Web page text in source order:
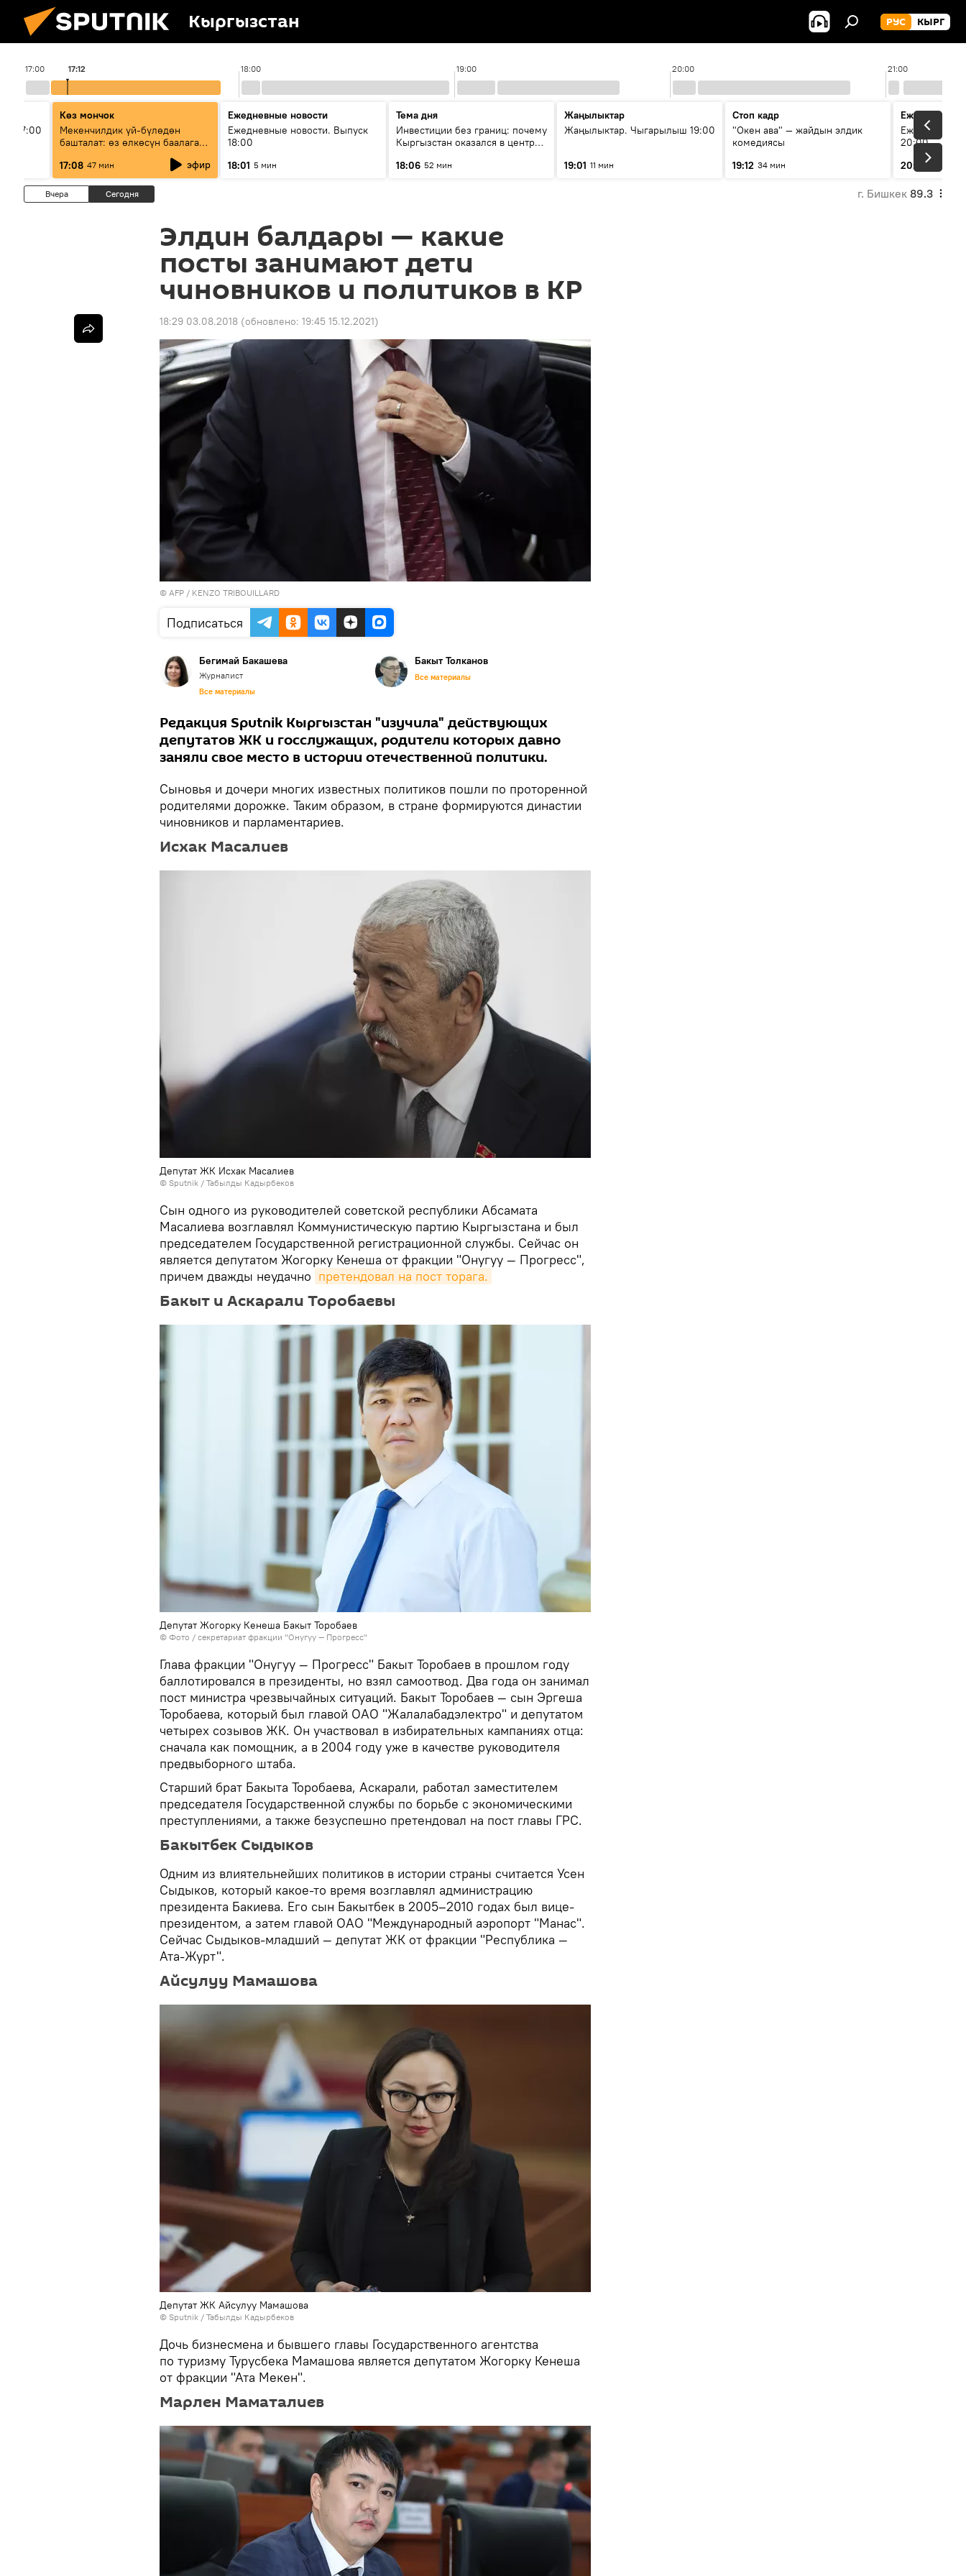
Кыргызстан РУС КЫРГ
17:00 18:00 19:00 20:00 21:00
17:12
17:00
Көз мончок
Мекенчилдик үй-бүлөдөн
башталат: өз өлкөсүн баалаган
муунду кантип тарбиялоо
керек?
17:08 47 мин эфир
Ежедневные новости
Ежедневные новости. Выпуск
18:00
18:01 5 мин
Тема дня
Инвестиции без границ: почему
Кыргызстан оказался в центре
18:06 52 мин
Жаңылыктар
Жаңылыктар. Чыгарылыш 19:00
19:01 11 мин
Стоп кадр
"Окен ава" — жайдын элдик
комедиясы
19:12 34 мин
Ежедневные
Ежедневные
20:00
20:01
Вчера Сегодня г. Бишкек 89.3
Элдин балдары — какие
посты занимают дети
чиновников и политиков в КР
18:29 03.08.2018 (обновлено: 19:45 15.12.2021)
© AFP / KENZO TRIBOUILLARD
Подписаться
Бегимай Бакашева
Журналист
Все материалы
Бакыт Толканов
Все материалы
Редакция Sputnik Кыргызстан "изучила" действующих
депутатов ЖК и госслужащих, родители которых давно
заняли свое место в истории отечественной политики.
Сыновья и дочери многих известных политиков пошли по проторенной
родителями дорожке. Таким образом, в стране формируются династии
чиновников и парламентариев.
Исхак Масалиев
Депутат ЖК Исхак Масалиев
© Sputnik / Табылды Кадырбеков
Сын одного из руководителей советской республики Абсамата
Масалиева возглавлял Коммунистическую партию Кыргызстана и был
председателем Государственной регистрационной службы. Сейчас он
является депутатом Жогорку Кенеша от фракции "Онугуу — Прогресс",
причем дважды неудачно претендовал на пост торага.
Бакыт и Аскарали Торобаевы
Депутат Жогорку Кенеша Бакыт Торобаев
© Фото / секретариат фракции "Онугуу — Прогресс"
Глава фракции "Онугуу — Прогресс" Бакыт Торобаев в прошлом году
баллотировался в президенты, но взял самоотвод. Два года он занимал
пост министра чрезвычайных ситуаций. Бакыт Торобаев — сын Эргеша
Торобаева, который был главой ОАО "Жалалабадэлектро" и депутатом
четырех созывов ЖК. Он участвовал в избирательных кампаниях отца:
сначала как помощник, а в 2004 году уже в качестве руководителя
предвыборного штаба.
Старший брат Бакыта Торобаева, Аскарали, работал заместителем
председателя Государственной службы по борьбе с экономическими
преступлениями, а также безуспешно претендовал на пост главы ГРС.
Бакытбек Сыдыков
Одним из влиятельнейших политиков в истории страны считается Усен
Сыдыков, который какое-то время возглавлял администрацию
президента Бакиева. Его сын Бакытбек в 2005–2010 годах был вице-
президентом, а затем главой ОАО "Международный аэропорт "Манас".
Сейчас Сыдыков-младший — депутат ЖК от фракции "Республика —
Ата-Журт".
Айсулуу Мамашова
Депутат ЖК Айсулуу Мамашова
© Sputnik / Табылды Кадырбеков
Дочь бизнесмена и бывшего главы Государственного агентства
по туризму Турусбека Мамашова является депутатом Жогорку Кенеша
от фракции "Ата Мекен".
Марлен Маматалиев